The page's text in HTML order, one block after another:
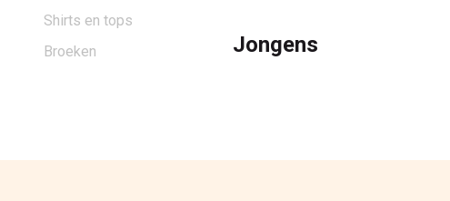
FiaLia
Shirts en tops
Broeken
Jongens